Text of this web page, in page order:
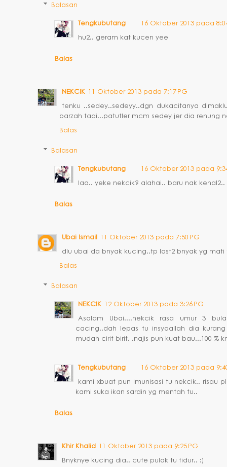
Balasan
Tengkubutang
16 Oktober 2013 pada
hu2.. geram kat kucen yee
Balas
NEKCIK 11 Oktober 2013 pada 7:17 PG
tenku ..sedey..sedeyy..dgn dukacitanya
barzah tadi...patutler mcm sedey jer dia renung
Balas
Balasan
Tengkubutang
16 Oktober 2013 pada
laa.. yeke nekcik? alahai.. baru nak
Balas
Ubai Ismail 11 Oktober 2013 pada 7:50 PG
dlu ubai da bnyak kucing..tp last2 bnyak yg
Balas
Balasan
NEKCIK 12 Oktober 2013 pada 3:26 PG
Asalam Ubai....nekcik rasa umur 3
cacing..dah lepas tu insyaallah dia
mudah cirit birit. .najis pun kuat bau...100 %
Tengkubutang
16 Oktober 2013 pada
kami xbuat pun imunisasi tu nekcik.. risau
kami suka ikan sardin yg mentah tu..
Balas
Khir Khalid 11 Oktober 2013 pada 9:25 PG
Bnyknye kucing dia.. cute pulak tu tidur.. :)